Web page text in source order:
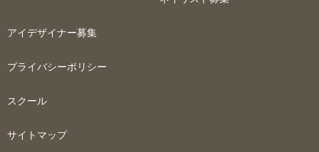
アイデザイナー募集
プライバシーポリシー
スクール
サイトマップ